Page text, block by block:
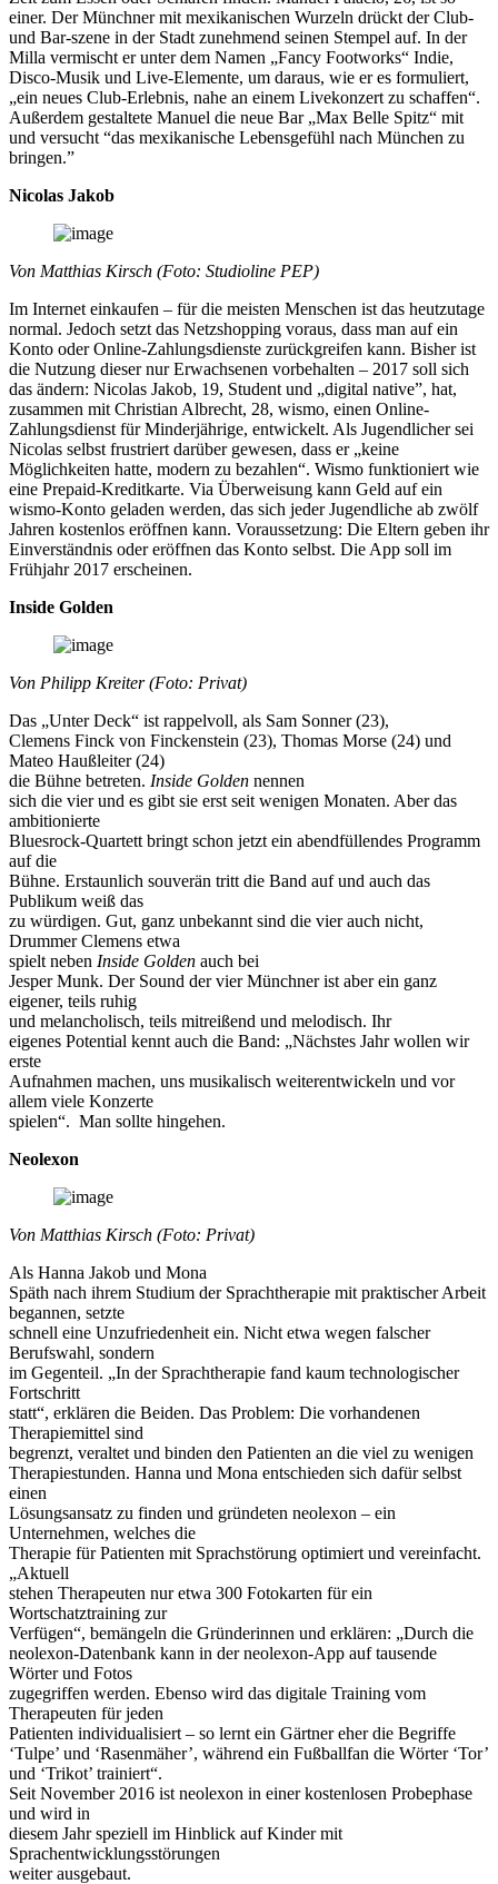
einer. Der Münchner mit mexikanischen Wurzeln drückt der Club-
und Bar-szene in der Stadt zunehmend seinen Stempel auf. In der
Milla vermischt er unter dem Namen „Fancy Footworks“ Indie,
Disco-Musik und Live-Elemente, um daraus, wie er es formuliert,
„ein neues Club-Erlebnis, nahe an einem Livekonzert zu schaffen“.
Außerdem gestaltete Manuel die neue Bar „Max Belle Spitz“ mit
und versucht “das mexikanische Lebensgefühl nach München zu
bringen.”
Nicolas Jakob
Von Matthias Kirsch (Foto: Studioline PEP)
Im Internet einkaufen – für die meisten Menschen ist das heutzutage
normal. Jedoch setzt das Netzshopping voraus, dass man auf ein
Konto oder Online-Zahlungsdienste zurückgreifen kann. Bisher ist
die Nutzung dieser nur Erwachsenen vorbehalten – 2017 soll sich
das ändern: Nicolas Jakob, 19, Student und „digital native”, hat,
zusammen mit Christian Albrecht, 28, wismo, einen Online-
Zahlungsdienst für Minderjährige, entwickelt. Als Jugendlicher sei
Nicolas selbst frustriert darüber gewesen, dass er „keine
Möglichkeiten hatte, modern zu bezahlen“. Wismo funktioniert wie
eine Prepaid-Kreditkarte. Via Überweisung kann Geld auf ein
wismo-Konto geladen werden, das sich jeder Jugendliche ab zwölf
Jahren kostenlos eröffnen kann. Voraussetzung: Die Eltern geben ihr
Einverständnis oder eröffnen das Konto selbst. Die App soll im
Frühjahr 2017 erscheinen.
Inside Golden
Von Philipp Kreiter (Foto: Privat)
Das „Unter Deck“ ist rappelvoll, als Sam Sonner (23),
Clemens Finck von Finckenstein (23), Thomas Morse (24) und
Mateo Haußleiter (24)
die Bühne betreten. Inside Golden nennen
sich die vier und es gibt sie erst seit wenigen Monaten. Aber das
ambitionierte
Bluesrock-Quartett bringt schon jetzt ein abendfüllendes Programm
auf die
Bühne. Erstaunlich souverän tritt die Band auf und auch das
Publikum weiß das
zu würdigen. Gut, ganz unbekannt sind die vier auch nicht,
Drummer Clemens etwa
spielt neben Inside Golden auch bei
Jesper Munk. Der Sound der vier Münchner ist aber ein ganz
eigener, teils ruhig
und melancholisch, teils mitreißend und melodisch. Ihr
eigenes Potential kennt auch die Band: „Nächstes Jahr wollen wir
erste
Aufnahmen machen, uns musikalisch weiterentwickeln und vor
allem viele Konzerte
spielen“. Man sollte hingehen.
Neolexon
Von Matthias Kirsch (Foto: Privat)
Als Hanna Jakob und Mona
Späth nach ihrem Studium der Sprachtherapie mit praktischer Arbeit
begannen, setzte
schnell eine Unzufriedenheit ein. Nicht etwa wegen falscher
Berufswahl, sondern
im Gegenteil. „In der Sprachtherapie fand kaum technologischer
Fortschritt
statt“, erklären die Beiden. Das Problem: Die vorhandenen
Therapiemittel sind
begrenzt, veraltet und binden den Patienten an die viel zu wenigen
Therapiestunden. Hanna und Mona entschieden sich dafür selbst
einen
Lösungsansatz zu finden und gründeten neolexon – ein
Unternehmen, welches die
Therapie für Patienten mit Sprachstörung optimiert und vereinfacht.
„Aktuell
stehen Therapeuten nur etwa 300 Fotokarten für ein
Wortschatztraining zur
Verfügen“, bemängeln die Gründerinnen und erklären: „Durch die
neolexon-Datenbank kann in der neolexon-App auf tausende
Wörter und Fotos
zugegriffen werden. Ebenso wird das digitale Training vom
Therapeuten für jeden
Patienten individualisiert – so lernt ein Gärtner eher die Begriffe
‘Tulpe’ und ‘Rasenmäher’, während ein Fußballfan die Wörter ‘Tor’
und ‘Trikot’ trainiert“.
Seit November 2016 ist neolexon in einer kostenlosen Probephase
und wird in
diesem Jahr speziell im Hinblick auf Kinder mit
Sprachentwicklungsstörungen
weiter ausgebaut.